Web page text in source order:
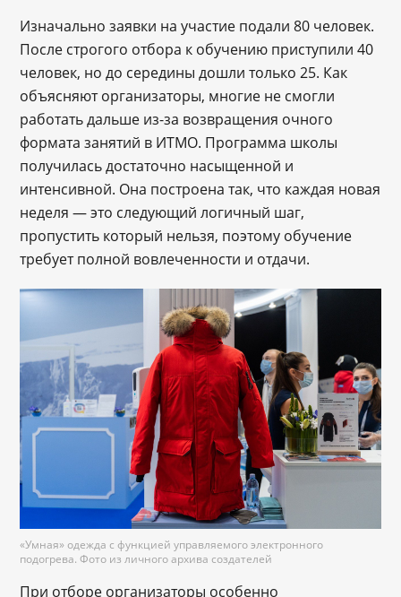
Изначально заявки на участие подали 80 человек.
После строгого отбора к обучению приступили 40
человек, но до середины дошли только 25. Как
объясняют организаторы, многие не смогли
работать дальше из-за возвращения очного
формата занятий в ИТМО. Программа школы
получилась достаточно насыщенной и
интенсивной. Она построена так, что каждая новая
неделя — это следующий логичный шаг,
пропустить который нельзя, поэтому обучение
требует полной вовлеченности и отдачи.
«Умная» одежда с функцией управляемого электронного
подогрева. Фото из личного архива создателей
При отборе организаторы особенно